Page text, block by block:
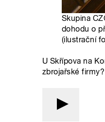
Skupina
dohodu o
(ilustrační
U Skřípova na
zbrojařské firmy?